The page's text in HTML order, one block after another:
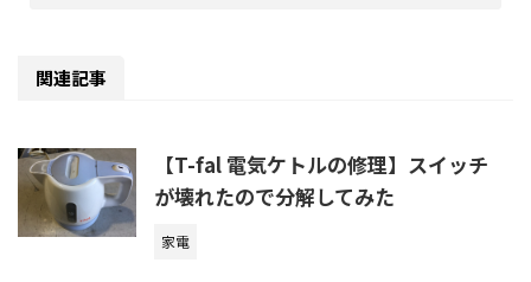
関連記事
【T-fal 電気ケトルの修理】スイッチ
が壊れたので分解してみた
家電